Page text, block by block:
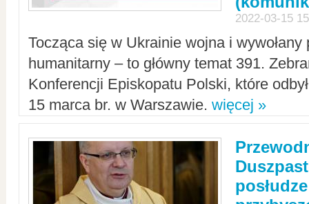
2022-03-15
Tocząca się w Ukrainie wojna i
humanitarny – to główny temat 391.
Konferencji Episkopatu Polski, które
15 marca br. w Warszawie. więcej »